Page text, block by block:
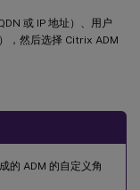
或 IP 地址）、用户
，然后选择 Citrix ADM
的 ADM 的自定义角